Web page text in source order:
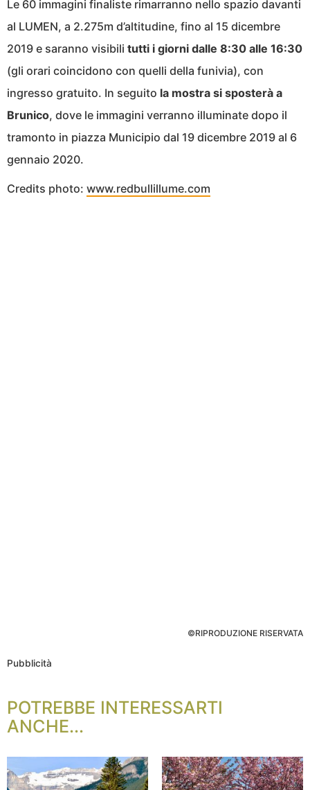
Le 60 immagini finaliste rimarranno nello spazio davanti
al LUMEN, a 2.275m d’altitudine, fino al 15 dicembre
2019 e saranno visibili tutti i giorni dalle 8:30 alle 16:30
(gli orari coincidono con quelli della funivia), con
ingresso gratuito. In seguito la mostra si sposterà a
Brunico, dove le immagini verranno illuminate dopo il
tramonto in piazza Municipio dal 19 dicembre 2019 al 6
gennaio 2020.
Credits photo: www.redbullillume.com
©RIPRODUZIONE RISERVATA
Pubblicità
POTREBBE INTERESSARTI
ANCHE...